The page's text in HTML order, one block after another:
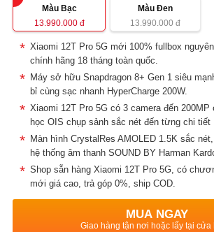
Màu Bạc
13.990.000đ
Màu Đen
13.990.000đ
Xiaomi 12T Pro 5G mới 100% fullbox
chính hãng 18 tháng toàn quốc.
Máy sở hữu Snapdragon 8+ Gen 1 siêu
bỉ cùng sạc nhanh HyperCharge 200W.
Xiaomi 12T Pro 5G có 3 camera đến 200MP
học OIS chụp sảnh sắc nét đến từng chi tiết
Màn hình CrystalRes AMOLED 1.5K sắc
hệ thống âm thanh SOUND BY Harman
Shop sẵn hàng Xiaomi 12T Pro 5G, có
mới giá cao, trả góp 0%, ship COD.
MUA NGAY
Giao hàng tận nơi hoặc lấy tại cửa